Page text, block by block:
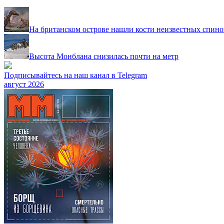
На британском острове нашли кости неизвестных
Высота Монблана снизилась почти на метр
Подписывайтесь на наш канал в Telegram
август 2026